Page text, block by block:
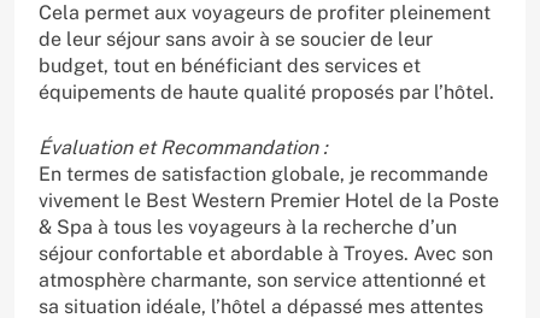
Cela permet aux voyageurs de profiter pleinement
de leur séjour sans avoir à se soucier de leur
budget, tout en bénéficiant des services et
équipements de haute qualité proposés par l’hôtel.
Évaluation et Recommandation :
En termes de satisfaction globale, je recommande
vivement le Best Western Premier Hotel de la Poste
& Spa à tous les voyageurs à la recherche d’un
séjour confortable et abordable à Troyes. Avec son
atmosphère charmante, son service attentionné et
sa situation idéale, l’hôtel a dépassé mes attentes